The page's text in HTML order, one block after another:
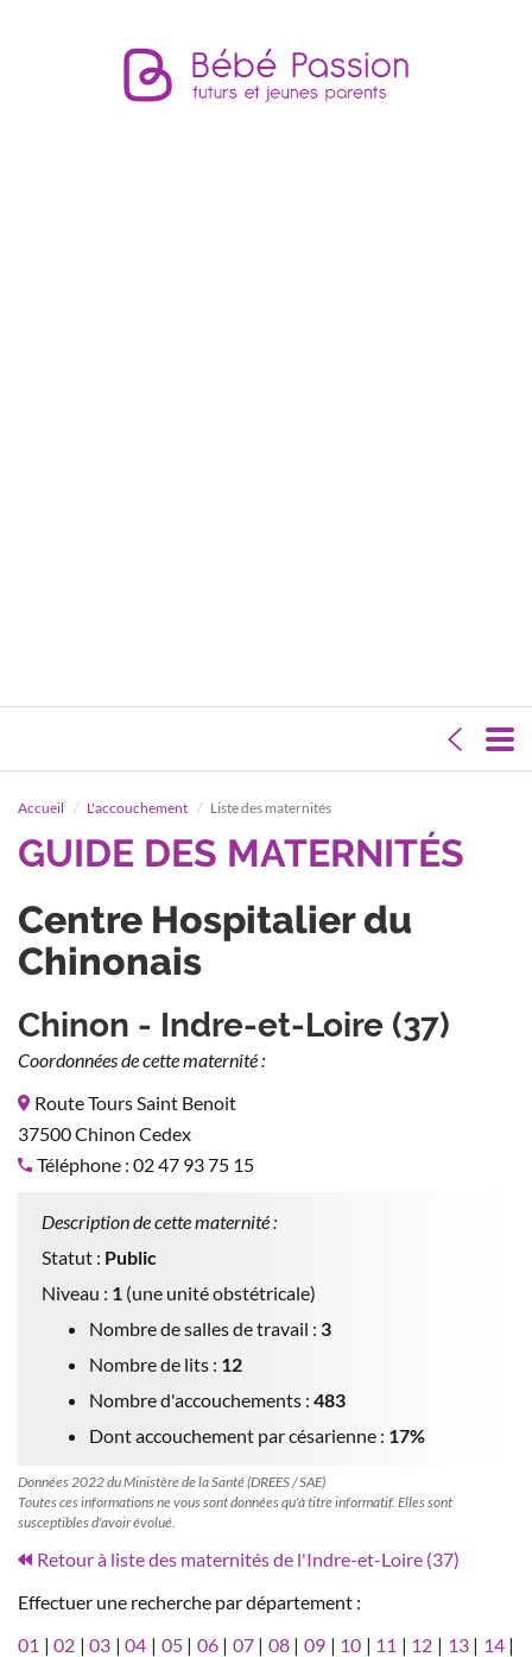
Accueil L'accouchement Liste des maternités
GUIDE DES MATERNITÉS
Centre Hospitalier du
Chinonais
Chinon - Indre-et-Loire (37)
Coordonnées de cette maternité :
Route Tours Saint Benoit
37500 Chinon Cedex
Téléphone : 02 47 93 75 15
Description de cette maternité :
Statut : Public
Niveau : 1 (une unité obstétricale)
Nombre de salles de travail : 3
Nombre de lits : 12
Nombre d'accouchements : 483
Dont accouchement par césarienne : 17%
Données 2022 du Ministère de la Santé (DREES / SAE)
Toutes ces informations ne vous sont données qu'à titre informatif. Elles sont
susceptibles d'avoir évolué.
Retour à liste des maternités de l'Indre-et-Loire (37)
Effectuer une recherche par département :
01 |02 |03 |04 | 05| 06| 07| 08| 09 | 10 | 11 | 12 | 13| 14|